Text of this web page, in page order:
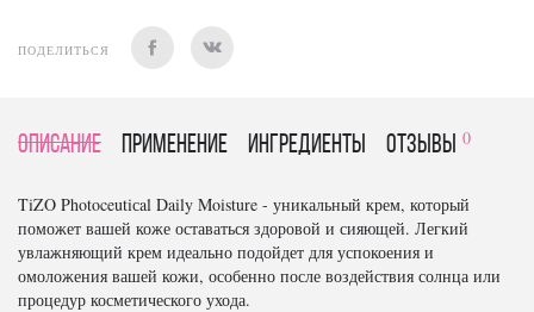
ПОДЕЛИТЬСЯ
Описание Применение Ингредиенты отзывы 0
TiZO Photoceutiсal Daily Moisture - уникальный крем, который
поможет вашей коже оставаться здоровой и сияющей. Легкий
увлажняющий крем идеально подойдет для успокоения и
омоложения вашей кожи, особенно после воздействия солнца или
процедур косметического ухода.